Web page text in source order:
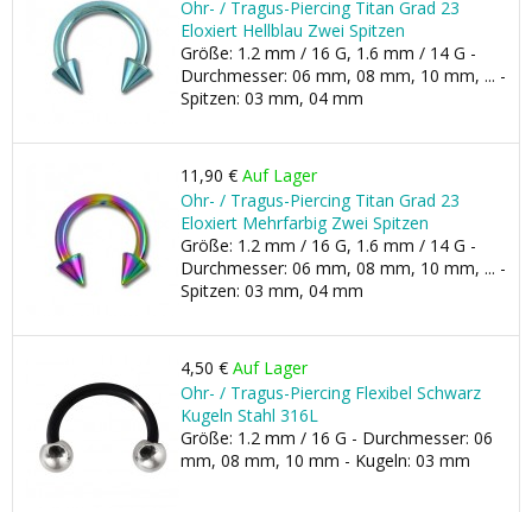
Ohr- / Tragus-Piercing Titan Grad 23
Eloxiert Hellblau Zwei Spitzen
Größe: 1.2 mm / 16 G, 1.6 mm / 14 G -
Durchmesser: 06 mm, 08 mm, 10 mm, ... -
Spitzen: 03 mm, 04 mm
11,90 € Auf Lager
Ohr- / Tragus-Piercing Titan Grad 23
Eloxiert Mehrfarbig Zwei Spitzen
Größe: 1.2 mm / 16 G, 1.6 mm / 14 G -
Durchmesser: 06 mm, 08 mm, 10 mm, ... -
Spitzen: 03 mm, 04 mm
4,50 € Auf Lager
Ohr- / Tragus-Piercing Flexibel Schwarz
Kugeln Stahl 316L
Größe: 1.2 mm / 16 G - Durchmesser: 06
mm, 08 mm, 10 mm - Kugeln: 03 mm